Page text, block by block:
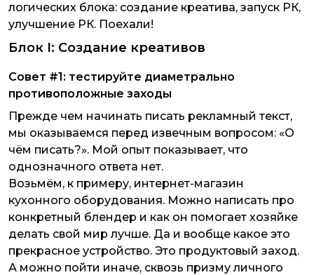
логических блока: создание креатива, запуск РК,
улучшение РК. Поехали!
Блок I: Создание креативов
Совет #1: тестируйте диаметрально
противоположные заходы
Прежде чем начинать писать рекламный текст,
мы оказываемся перед извечным вопросом: «О
чём писать?». Мой опыт показывает, что
однозначного ответа нет.
Возьмём, к примеру, интернет-магазин
кухонного оборудования. Можно написать про
конкретный блендер и как он помогает хозяйке
делать свой мир лучше. Да и вообще какое это
прекрасное устройство. Это продуктовый заход.
А можно пойти иначе, сквозь призму личного